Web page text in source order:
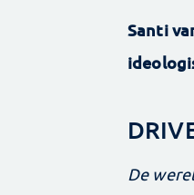
Santi
De